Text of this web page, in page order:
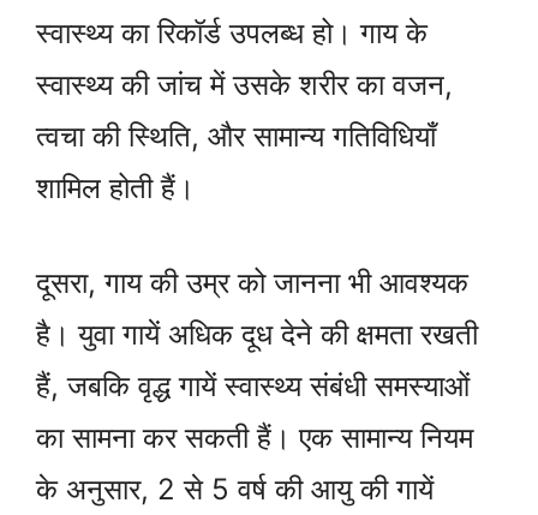
स्वास्थ्य का रिकॉर्ड उपलब्ध हो। गाय के
स्वास्थ्य की जांच में उसके शरीर का वजन,
त्वचा की स्थिति, और सामान्य गतिविधियाँ
शामिल होती हैं।
दूसरा, गाय की उम्र को जानना भी आवश्यक
है। युवा गायें अधिक दूध देने की क्षमता रखती
हैं, जबकि वृद्ध गायें स्वास्थ्य संबंधी समस्याओं
का सामना कर सकती हैं। एक सामान्य नियम
के अनुसार, 2 से 5 वर्ष की आयु की गायें